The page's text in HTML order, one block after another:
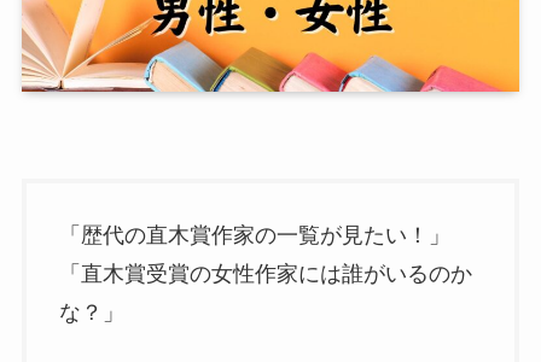
「歴代の直木賞作家の一覧が見たい！」
「直木賞受賞の女性作家には誰がいるのか
な？」